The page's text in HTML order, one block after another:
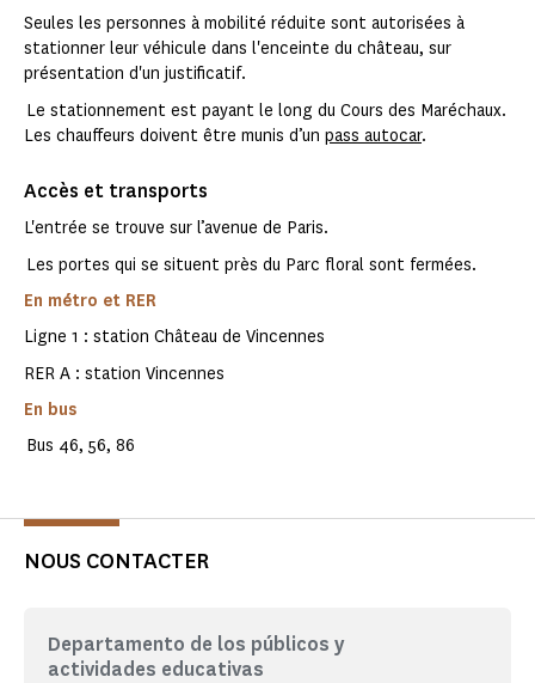
Seules les personnes à mobilité réduite sont autorisées à
stationner leur véhicule dans l'enceinte du château, sur
présentation d'un justificatif.
Le stationnement est payant le long du Cours des Maréchaux.
Les chauffeurs doivent être munis d’un pass autocar.
Accès et transports
L'entrée se trouve sur l’avenue de Paris.
Les portes qui se situent près du Parc floral sont fermées.
En métro et RER
Ligne 1 : station Château de Vincennes
RER A : station Vincennes
En bus
Bus 46, 56, 86
NOUS CONTACTER
Departamento de los públicos y
actividades educativas